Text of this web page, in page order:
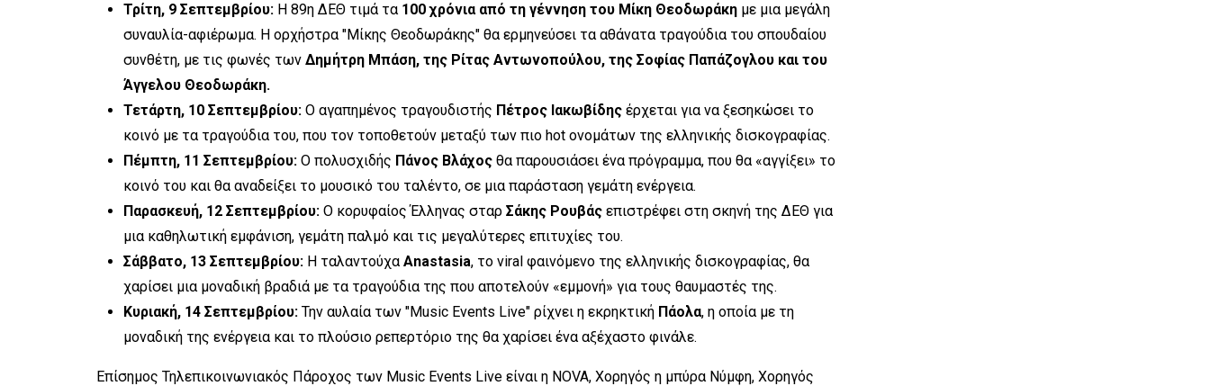
Τρίτη, 9 Σεπτεμβρίου: Η 89η ΔΕΘ τιμά τα 100 χρόνια από τη γέννηση του Μίκη Θεοδωράκη με μια μεγάλη
συναυλία-αφιέρωμα. Η ορχήστρα "Μίκης Θεοδωράκης" θα ερμηνεύσει τα αθάνατα τραγούδια του σπουδαίου
συνθέτη, με τις φωνές των Δημήτρη Μπάση, της Ρίτας Αντωνοπούλου, της Σοφίας Παπάζογλου και του
Άγγελου Θεοδωράκη.
Τετάρτη, 10 Σεπτεμβρίου: Ο αγαπημένος τραγουδιστής Πέτρος Ιακωβίδης έρχεται για να ξεσηκώσει το
κοινό με τα τραγούδια του, που τον τοποθετούν μεταξύ των πιο hot ονομάτων της ελληνικής δισκογραφίας.
Πέμπτη, 11 Σεπτεμβρίου: Ο πολυσχιδής Πάνος Βλάχος θα παρουσιάσει ένα πρόγραμμα, που θα «αγγίξει» το
κοινό του και θα αναδείξει το μουσικό του ταλέντο, σε μια παράσταση γεμάτη ενέργεια.
Παρασκευή, 12 Σεπτεμβρίου: Ο κορυφαίος Έλληνας σταρ Σάκης Ρουβάς επιστρέφει στη σκηνή της ΔΕΘ για
μια καθηλωτική εμφάνιση, γεμάτη παλμό και τις μεγαλύτερες επιτυχίες του.
Σάββατο, 13 Σεπτεμβρίου: Η ταλαντούχαAnastasia, το viral φαινόμενο της ελληνικής δισκογραφίας, θα
χαρίσει μια μοναδική βραδιά με τα τραγούδια της που αποτελούν «εμμονή» για τους θαυμαστές της.
Κυριακή, 14 Σεπτεμβρίου: Την αυλαία των "Music Events Live" ρίχνει η εκρηκτική Πάολα, η οποία με τη
μοναδική της ενέργεια και το πλούσιο ρεπερτόριο της θα χαρίσει ένα αξέχαστο φινάλε.
Επίσημος Τηλεπικοινωνιακός Πάροχος των Music Events Live είναι η NOVA, Χορηγός η μπύρα Νύμφη, Χορηγός